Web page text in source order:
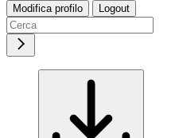
Modifica profilo Logout